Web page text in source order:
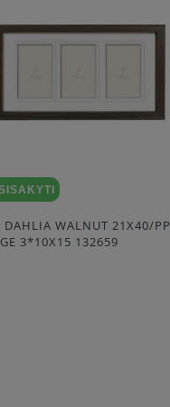
DAHLIA WALNUT 21X40/PP
3*10X15 132659